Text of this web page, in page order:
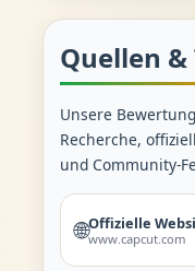
Quellen
Unsere
Recherche,
und Community-
🌐Offizielle
www.capcut.com